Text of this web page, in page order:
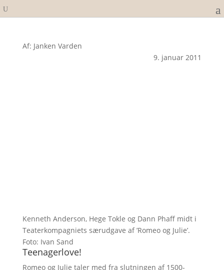
Af: Janken Varden
9. januar 2011
Kenneth Anderson, Hege Tokle og Dann Phaff midt i
Teaterkompagniets særudgave af ’Romeo og Julie’.
Foto: Ivan Sand
Teenagerlove!
Romeo og Julie taler med fra slutningen af 1500-